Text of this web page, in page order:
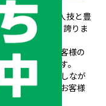
きた熟練の職人技と豊
もの販売実績を誇りま
保険まで、お客様の
たちの強みです。
耐久性を重視しなが
設定で、常にお客様
ます。